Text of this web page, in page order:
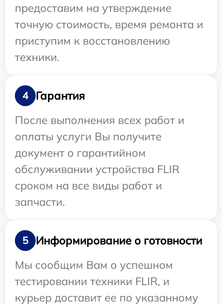
предоставим на утверждение
точную стоимость, время ремонта и
приступим к восстановлению
техники.
4
Гарантия
После выполнения всех работ и
оплаты услуги Вы получите
документ о гарантийном
обслуживании устройства FLIR
сроком на все виды работ и
запчасти.
5
Информирование о готовности
Мы сообщим Вам о успешном
тестировании техники FLIR, и
курьер доставит ее по указанному